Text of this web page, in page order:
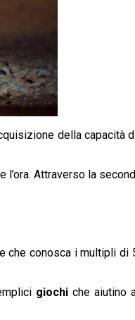
della capacità
Attraverso la
che conosca i multipli di
giochiche aiutino